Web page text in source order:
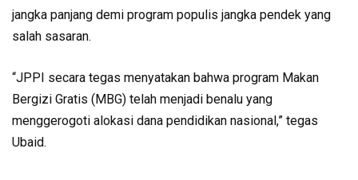
jangka panjang demi program populis jangka pendek yang
salah sasaran.
“JPPI secara tegas menyatakan bahwa program Makan
Bergizi Gratis (MBG) telah menjadi benalu yang
menggerogoti alokasi dana pendidikan nasional,” tegas
Ubaid.